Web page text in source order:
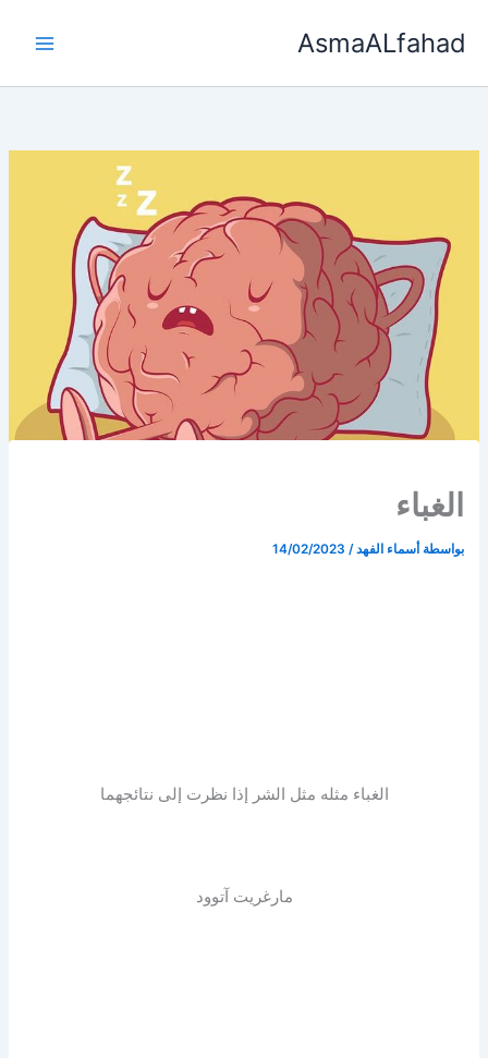
AsmaALfahad
الغباء
بواسطة أسماء الفهد/
14/02/2023
الغباء مثله مثل الشر إذا نظرت إلى نتائجهما
مارغريت آتوود